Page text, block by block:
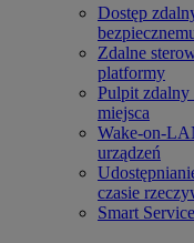
Dostęp
Zdalne
platformy
Pulpit zdalny
miejsca
Wake-on-
urządzeń
czasie
Smart Service